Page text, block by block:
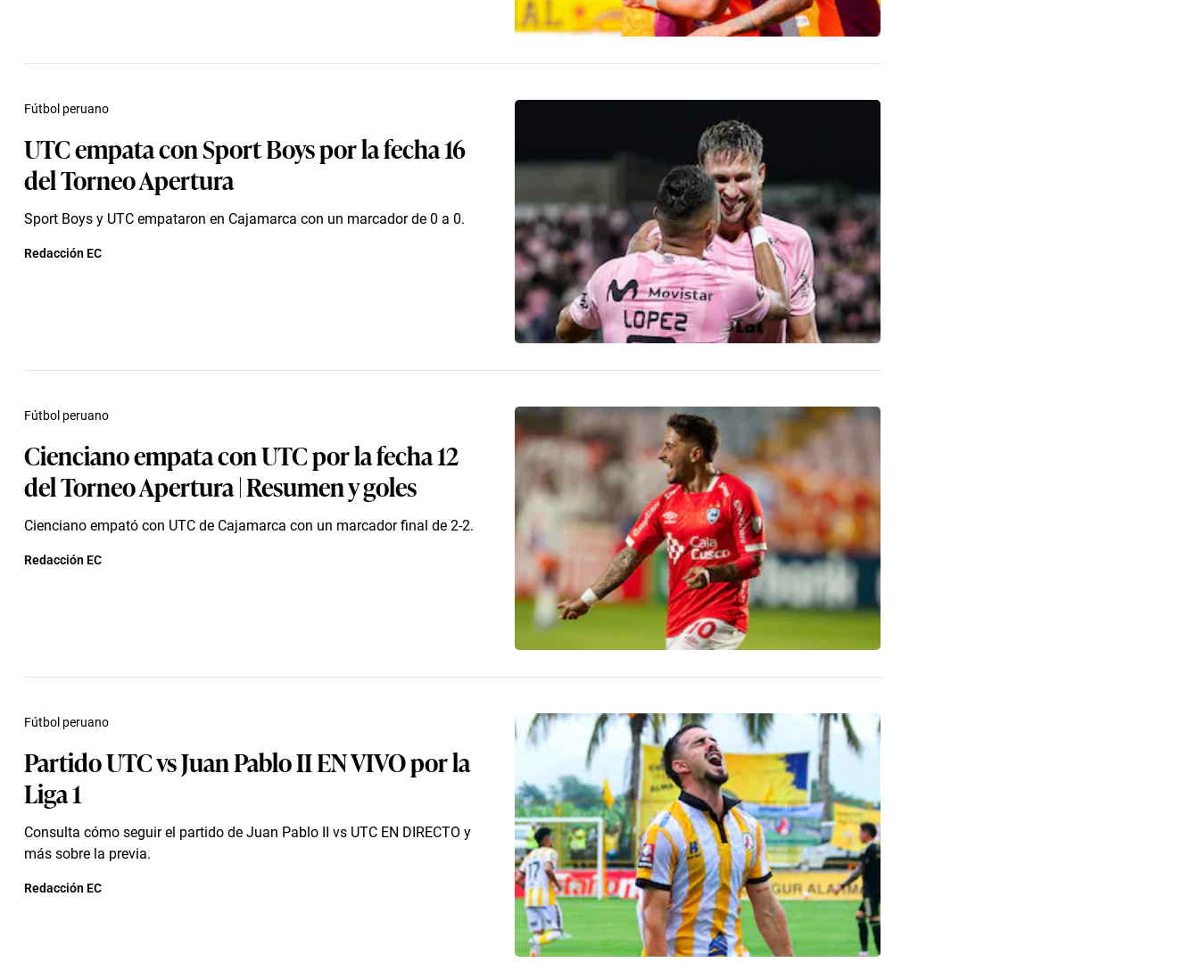
UTC empata con Sport Boys por la fecha 16
del Torneo Apertura
Sport Boys y UTC empataron en Cajamarca con un marcador de 0 a 0.
Fútbol peruano
Redacción EC
Cienciano empata con UTC por la fecha 12
del Torneo Apertura | Resumen y goles
Cienciano empató con UTC de Cajamarca con un marcador final de 2-2.
Fútbol peruano
Redacción EC
Partido UTC vs Juan Pablo II EN VIVO por la
Liga 1
Consulta cómo seguir el partido de Juan Pablo II vs UTC EN DIRECTO y
más sobre la previa.
Fútbol peruano
Redacción EC